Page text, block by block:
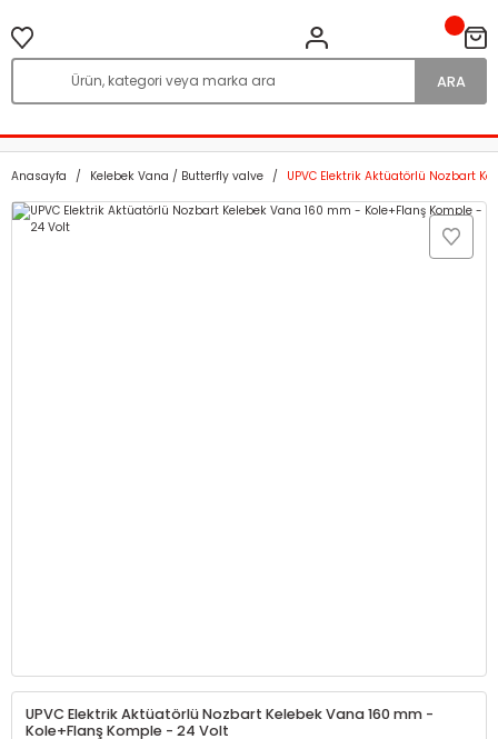
ARA
Anasayfa Kelebek Vana / Butterfly valve UPVC Elektrik Aktüatörlü Nozbart
UPVC Elektrik Aktüatörlü Nozbart Kelebek Vana 160 mm -
Kole+Flanş Komple - 24 Volt